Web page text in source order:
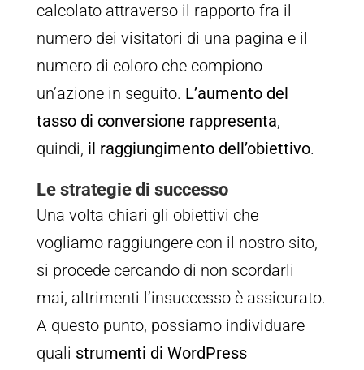
calcolato attraverso il rapporto fra il
numero dei visitatori di una pagina e il
numero di coloro che compiono
un’azione in seguito. L’aumento del
tasso di conversione rappresenta,
quindi, il raggiungimento dell’obiettivo.
Le strategie di successo
Una volta chiari gli obiettivi che
vogliamo raggiungere con il nostro sito,
si procede cercando di non scordarli
mai, altrimenti l’insuccesso è assicurato.
A questo punto, possiamo individuare
quali strumenti di WordPress